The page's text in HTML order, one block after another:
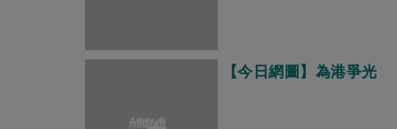
【今日網圖】為港爭光